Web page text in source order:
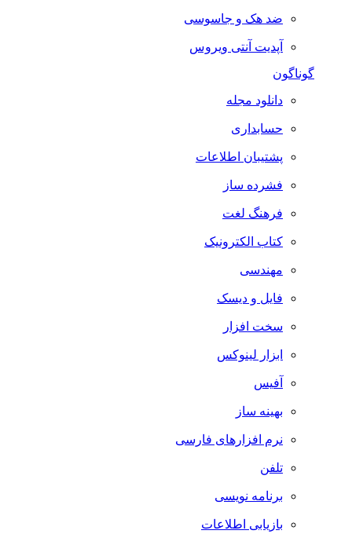
ضد هک و جاسوسی
آپدیت آنتی ویروس
گوناگون
دانلود مجله
حسابداری
پشتیبان اطلاعات
فشرده ساز
فرهنگ لغت
کتاب الکترونیک
مهندسی
فایل و دیسک
سخت افزار
ابزار لینوکس
آفیس
بهینه ساز
نرم افزارهای فارسی
تلفن
برنامه نویسی
بازیابی اطلاعات